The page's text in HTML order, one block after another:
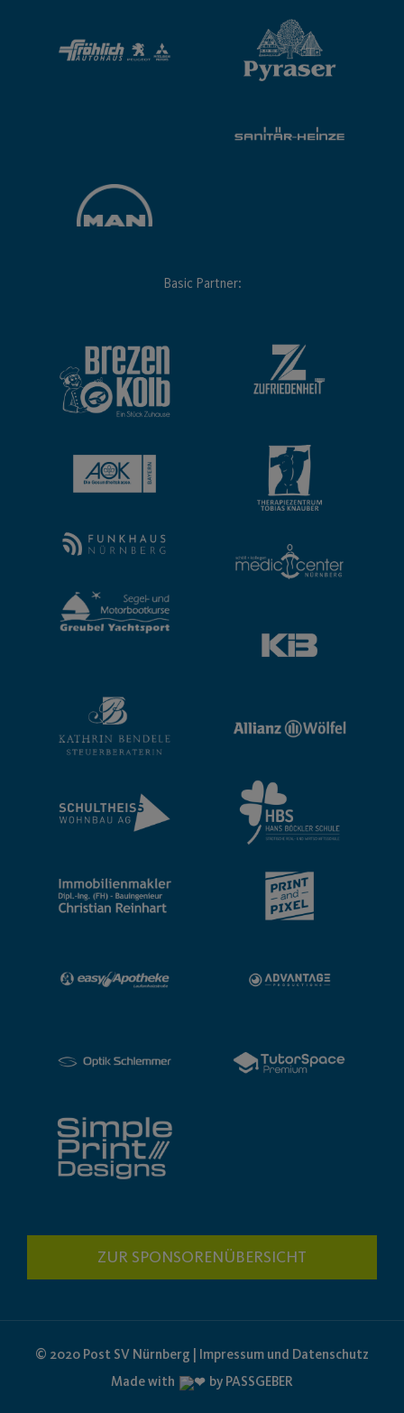
Basic Partner:
ZUR SPONSORENÜBERSICHT
© 2020 Post SV Nürnberg | Impressum und Datenschutz
Made with
by PASSGEBER